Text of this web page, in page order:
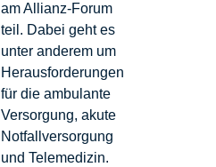
am Allianz-Forum
teil. Dabei geht es
unter anderem um
Herausforderungen
für die ambulante
Versorgung, akute
Notfallversorgung
und Telemedizin.